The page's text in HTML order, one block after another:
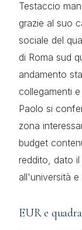
Testaccio
grazie al suo
sociale del
di Roma sud
andamento
collegamenti
Paolo si
zona
budget
reddito, dato
all'università e
EUR e